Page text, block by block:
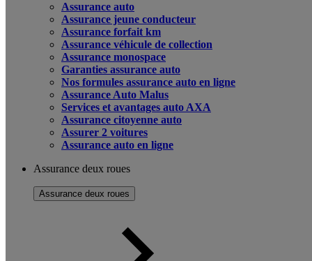
Assurance auto
Assurance jeune conducteur
Assurance forfait km
Assurance véhicule de collection
Assurance monospace
Garanties assurance auto
Nos formules assurance auto en ligne
Assurance Auto Malus
Services et avantages auto AXA
Assurance citoyenne auto
Assurer 2 voitures
Assurance auto en ligne
Assurance deux roues
Assurance deux roues